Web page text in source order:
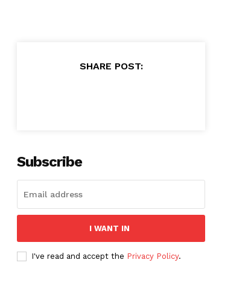
SHARE POST:
Subscribe
I WANT IN
I've read and accept the Privacy Policy.